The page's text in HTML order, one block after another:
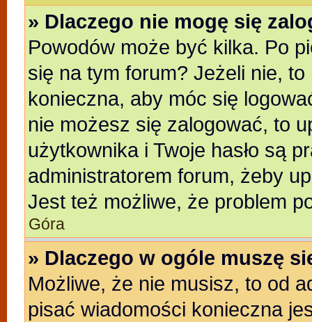
» Dlaczego nie mogę się
Powodów może być kilka. Po
się na tym forum? Jeżeli nie,
konieczna, aby móc się
nie możesz się zalogować, to
użytkownika i Twoje hasło są
administratorem forum, żeby
Jest też możliwe, że problem
Góra
» Dlaczego w ogóle muszę
Możliwe, że nie musisz, to od
pisać wiadomości konieczna